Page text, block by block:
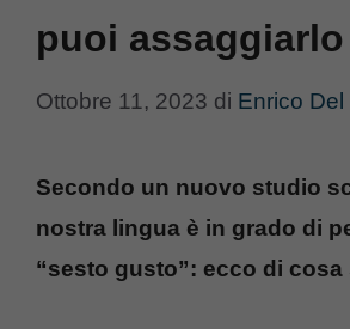
puoi assaggiarlo
Ottobre 11, 2023 di Enrico Del
Secondo un nuovo studio
nostra lingua è in grado di
“sesto gusto”: ecco di cosa